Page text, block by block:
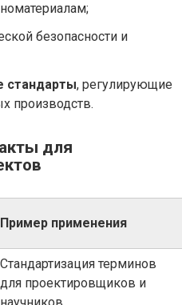
безопасности и
стандарты, регулирующие
производств.
для
Пример применения
Стандартизация терминов
для проектировщиков и